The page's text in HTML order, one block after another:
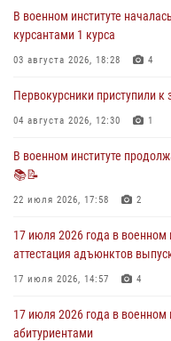
29 июля 2026 года курсанты
экзамен по вождению
29 июля 2026, 06:41 6
28 июля 2026 года в военном
праздничный молебен
В военном институте
28 июля 2026, 10:41
В военном институте
курсантами 1 курса
03 августа 2026, 18:28 4
Первокурсники приступили к
04 августа 2026, 12:30 1
В военном институте
📚📝
22 июля 2026, 17:58 2
17 июля 2026 года в военном
аттестация адъюнктов
17 июля 2026, 14:57 4
17 июля 2026 года в военном
абитуриентами